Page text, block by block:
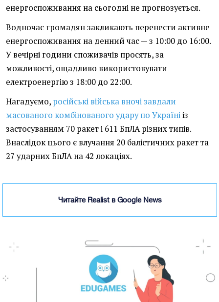
енергоспоживання на сьогодні не прогнозується.
Водночас громадян закликають перенести активне
енергоспоживання на денний час — з 10:00 до 16:00.
У вечірні години споживачів просять, за
можливості, ощадливо використовувати
електроенергію з 18:00 до 22:00.
Нагадуємо, російські війська вночі завдали
масованого комбінованого удару по Українііз
застосуванням 70 ракет і 611 БпЛА різних типів.
Внаслідок цього є влучання 20 балістичних ракет та
27 ударних БпЛА на 42 локаціях.
Читайте Realist в Google News